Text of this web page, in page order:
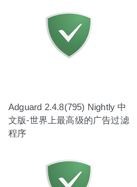
Adguard 2.4.8(795) Nightly 中
文版-世界上最高级的广告过滤
程序